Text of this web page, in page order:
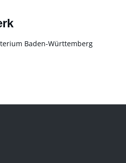
Baden-Württemberg